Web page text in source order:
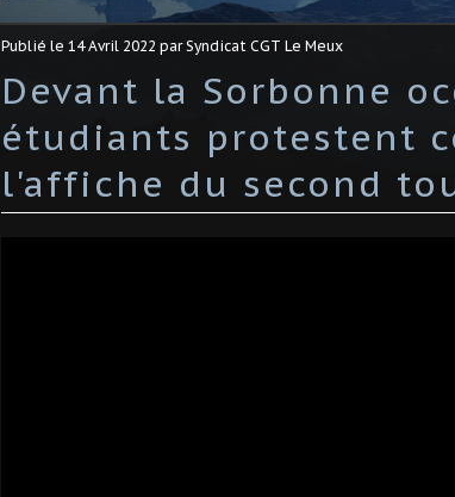
Publié le 14 Avril 2022 par Syndicat CGT Le Meux
Devant la Sorbonne
étudiants protestent
l'affiche du second